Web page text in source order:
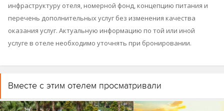
инфраструктуру отеля, номерной фонд, концепцию питания и
перечень дополнительных услуг без изменения качества
оказания услуг. Актуальную информацию по той или иной
услуге в отеле необходимо уточнять при бронировании.
Вместе с этим отелем просматривали